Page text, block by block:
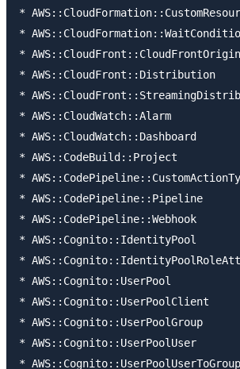
*
*
*
* AWS::CloudFront::Distribution
*
* AWS::CloudWatch::Alarm
* AWS::CloudWatch::Dashboard
* AWS::CodeBuild::Project
*
* AWS::CodePipeline::Pipeline
* AWS::CodePipeline::Webhook
* AWS::Cognito::IdentityPool
*
* AWS::Cognito::UserPool
* AWS::Cognito::UserPoolClient
* AWS::Cognito::UserPoolGroup
* AWS::Cognito::UserPoolUser
*